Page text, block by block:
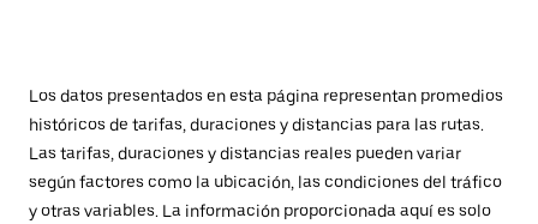
Los datos presentados en esta página representan promedios
históricos de tarifas, duraciones y distancias para las rutas.
Las tarifas, duraciones y distancias reales pueden variar
según factores como la ubicación, las condiciones del tráfico
y otras variables. La información proporcionada aquí es solo